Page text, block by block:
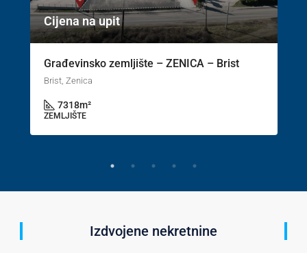
Cijena na upit
Građevinsko zemljište – ZENICA – Brist
Brist, Zenica
7318m²
ZEMLJIŠTE
Izdvojene nekretnine